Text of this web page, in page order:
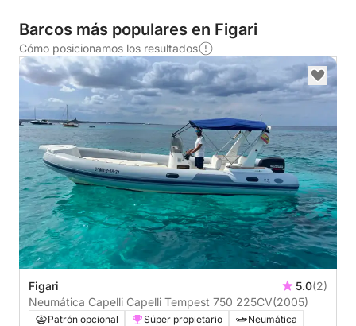
Barcos más populares en Figari
Cómo posicionamos los resultados
Figari 5.0(2)
Neumática Capelli Capelli Tempest 750 225CV(2005)
Patrón opcional Súper propietario
Neumática